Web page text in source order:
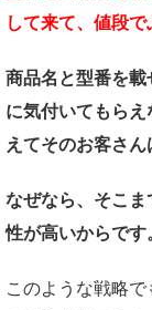
して来て、 値段で
商品名と型番を
に気付いてもら
えてそのお客さん
なぜなら、そこ
性が高いからです
このような戦略